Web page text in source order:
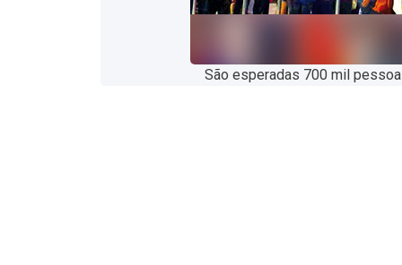
São esperadas 700 mil